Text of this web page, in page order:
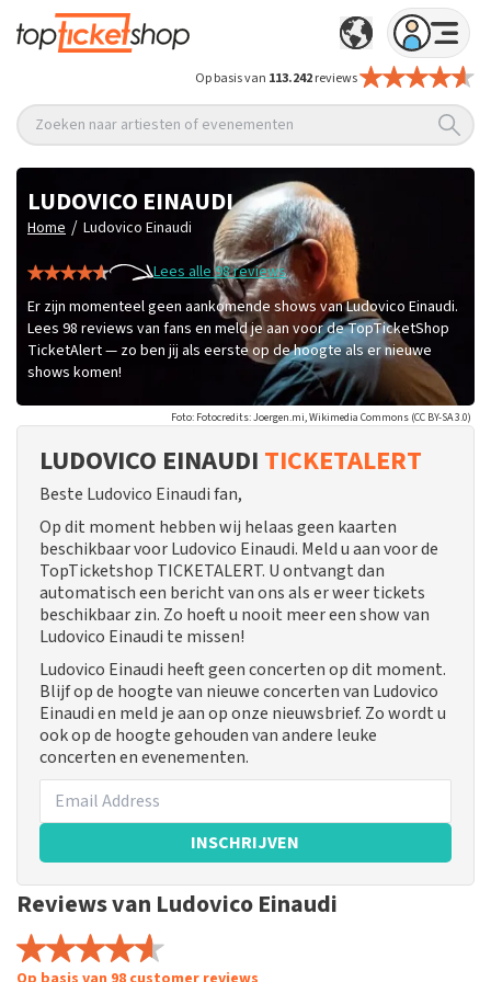
Op basis van 113.242reviews
Zoeken naar artiesten of evenementen
LUDOVICO EINAUDI
Home / Ludovico Einaudi
Lees alle 98 reviews
Er zijn momenteel geen aankomende shows van Ludovico Einaudi.
Lees 98 reviews van fans en meld je aan voor de TopTicketShop
TicketAlert — zo ben jij als eerste op de hoogte als er nieuwe
shows komen!
Foto: Fotocredits: Joergen.mi, Wikimedia Commons (CC BY-SA 3.0)
LUDOVICO EINAUDI TICKETALERT
Beste Ludovico Einaudi fan,
Op dit moment hebben wij helaas geen kaarten
beschikbaar voor Ludovico Einaudi. Meld u aan voor de
TopTicketshop TICKETALERT. U ontvangt dan
automatisch een bericht van ons als er weer tickets
beschikbaar zin. Zo hoeft u nooit meer een show van
Ludovico Einaudi te missen!
Ludovico Einaudi heeft geen concerten op dit moment.
Blijf op de hoogte van nieuwe concerten van Ludovico
Einaudi en meld je aan op onze nieuwsbrief. Zo wordt u
ook op de hoogte gehouden van andere leuke
concerten en evenementen.
INSCHRIJVEN
Reviews van Ludovico Einaudi